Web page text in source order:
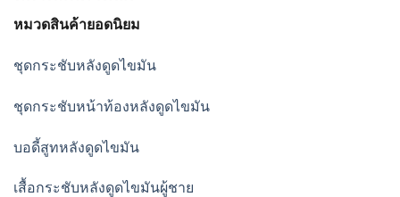
หมวดสินค้ายอดนิยม
ชุดกระชับหลังดูดไขมัน
ชุดกระชับหน้าท้องหลังดูดไขมัน
บอดี้สูทหลังดูดไขมัน
เสื้อกระชับหลังดูดไขมันผู้ชาย